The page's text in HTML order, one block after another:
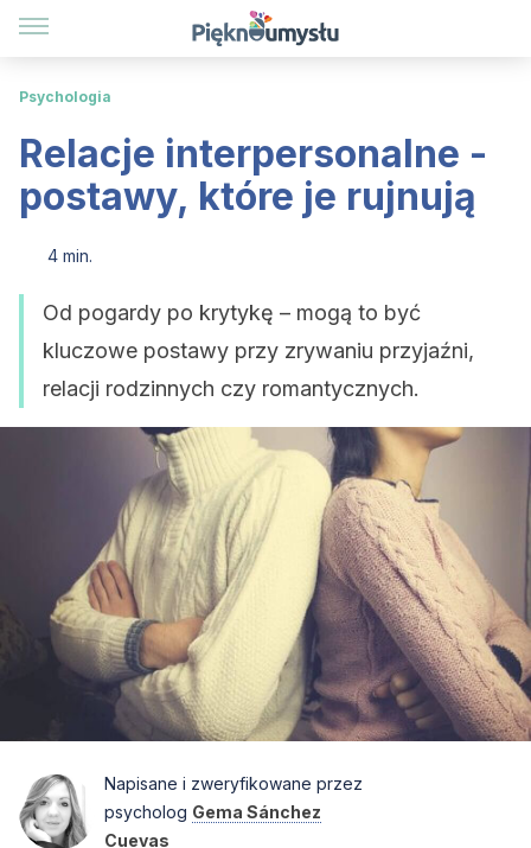
Psychologia
Relacje interpersonalne -
postawy, które je rujnują
4 min.
Od pogardy po krytykę – mogą to być
kluczowe postawy przy zrywaniu przyjaźni,
relacji rodzinnych czy romantycznych.
Napisane i zweryfikowane przez
psycholog Gema Sánchez
Cuevas